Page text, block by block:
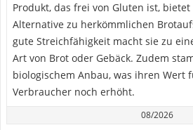
Produkt, das frei von Gluten ist,
Alternative zu herkömmlichen
gute Streichfähigkeit macht sie zu
Art von Brot oder Gebäck. Zudem
biologischem Anbau, was ihren Wert
Verbraucher noch erhöht.
08/2026